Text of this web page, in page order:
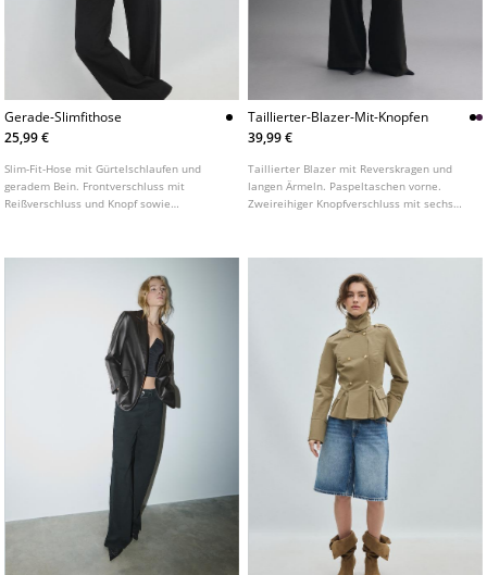
Gerade-Slimfithose
25,99 €
Slim-Fit-Hose mit Gürtelschlaufen und
geradem Bein. Frontverschluss mit
Reißverschluss und Knopf sowie
Taillierter-Blazer-Mit-Knopfen
39,99 €
Taillierter Blazer mit Reverskragen und
langen Ärmeln. Paspeltaschen vorne.
Zweireihiger Knopfverschluss mit sechs